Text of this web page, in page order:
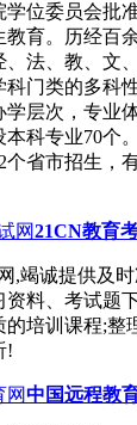
学位委员会批
教育。历经百
法、教、文
科门类的多科
学层次，专业
科专业70个
个省市招生，
21CN教育
,竭诚提供及
资料、考试题
培训课程;整
!
中国远程教